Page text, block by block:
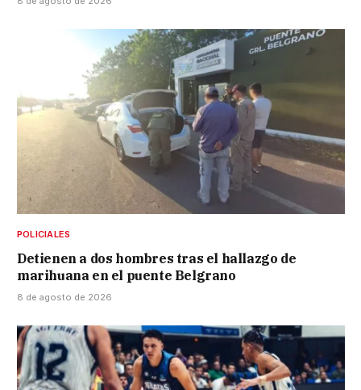
POLICIALES
Detienen a dos hombres tras el hallazgo de
marihuana en el puente Belgrano
8 de agosto de 2026